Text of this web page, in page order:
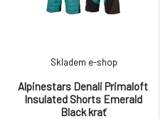
kapes. Vhodná nejen na
Alpinestars Denali Primaloft
Insulated Shorts Emerald
Black krať
Skladem e-shop